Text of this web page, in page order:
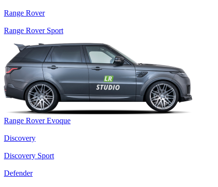
Range Rover
Range Rover Sport
Range Rover Evoque
Discovery
Discovery Sport
Defender